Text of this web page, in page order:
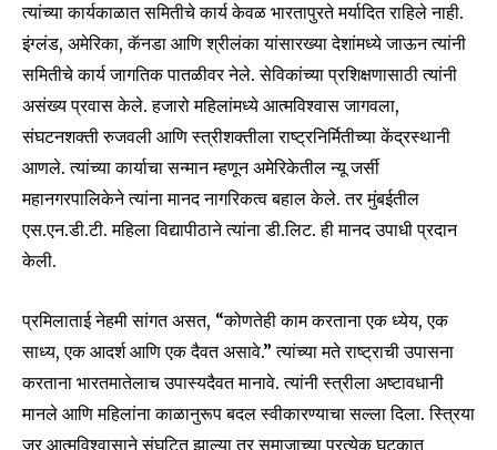
To subscribe, simply enter your email address on our website
or click the subscribe button below. Don't worry, we respect
your privacy and won't spam your inbox. Your information is
safe with us.
SUBSCRIBE
6,300
Fans
32,111
Followers
75
Followers
त्यांच्या कार्यकाळात समितीचे कार्य केवळ भारतापुरते मर्यादित राहिले नाही.
इंग्लंड, अमेरिका, कॅनडा आणि श्रीलंका यांसारख्या देशांमध्ये जाऊन त्यांनी
समितीचे कार्य जागतिक पातळीवर नेले. सेविकांच्या प्रशिक्षणासाठी त्यांनी
असंख्य प्रवास केले. हजारो महिलांमध्ये आत्मविश्वास जागवला,
संघटनशक्ती रुजवली आणि स्त्रीशक्तीला राष्ट्रनिर्मितीच्या केंद्रस्थानी
आणले. त्यांच्या कार्याचा सन्मान म्हणून अमेरिकेतील न्यू जर्सी
महानगरपालिकेने त्यांना मानद नागरिकत्व बहाल केले. तर मुंबईतील
एस.एन.डी.टी. महिला विद्यापीठाने त्यांना डी.लिट. ही मानद उपाधी प्रदान
केली.
प्रमिलाताई नेहमी सांगत असत, “कोणतेही काम करताना एक ध्येय, एक
साध्य, एक आदर्श आणि एक दैवत असावे.” त्यांच्या मते राष्ट्राची उपासना
करताना भारतमातेलाच उपास्यदैवत मानावे. त्यांनी स्त्रीला अष्टावधानी
मानले आणि महिलांना काळानुरूप बदल स्वीकारण्याचा सल्ला दिला. स्त्रिया
जर आत्मविश्वासाने संघटित झाल्या तर समाजाच्या प्रत्येक घटकात